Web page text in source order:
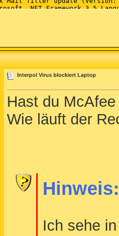
Interpol Virus blockiert Laptop
Hast du
Wie läuft der
Ich sehe